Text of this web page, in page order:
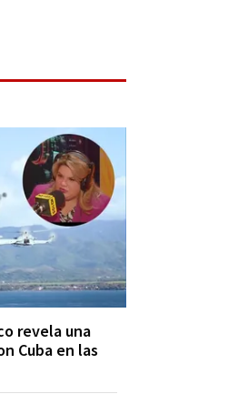
revela una
Cuba en las